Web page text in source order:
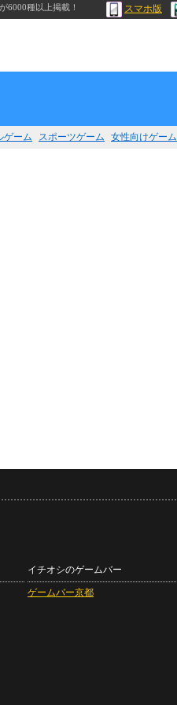
6000種以上掲載！ スマホ版
ゲーム スポーツゲーム 女性向けゲーム
イチオシのゲームバー
ゲームバー京都